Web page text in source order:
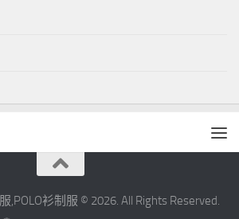
,POLO衫制服 © 2026. All Rights Reserved.